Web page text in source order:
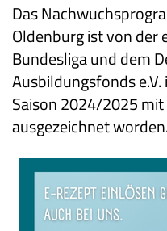
Das
Oldenburg ist von der
Bundesliga und dem
Ausbildungsfonds
Saison 2024/2025
ausgezeichnet worden.